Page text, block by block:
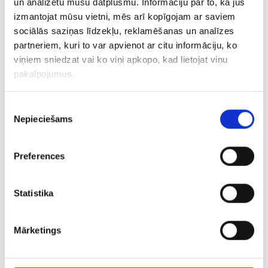
un analizētu mūsu datplūsmu. Informāciju par to, kā jūs
izmantojat mūsu vietni, mēs arī kopīgojam ar saviem
sociālās saziņas līdzekļu, reklamēšanas un analīzes
partneriem, kuri to var apvienot ar citu informāciju, ko
viņiem sniedzat vai ko viņi apkopo, kad lietojat viņu
pakalpojumus.
izvēle
Nepieciešams
Preferences
Statistika
Mārketings